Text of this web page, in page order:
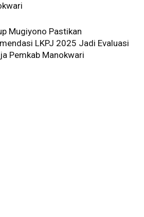
Mugiyono Pastikan
LKPJ 2025 Jadi Evaluasi
Pemkab Manokwari